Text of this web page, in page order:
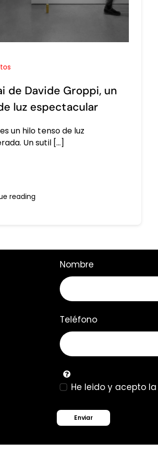
de Davide Groppi, un
luz espectacular
un hilo tenso de luz
Un sutil [...]
reading
Nombre
Teléfono
He leido y acepto la
Enviar